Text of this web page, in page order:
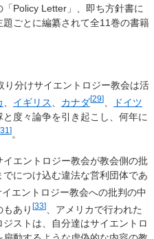
Policy Letter」、即ち方針書に
ごとに編纂されて全11巻の書籍
分けサイエントロジー教会は活
イギリス カナダ[29]
ドイツ
度々論争を引き起こし、何年に
31 ]。
エントロジー教会が教会側の批
につけ込む違法な営利団体であ
イエントロジー教会への批判の中
あり [33]
、アメリカで行われた
ストは、自分達はサイエントロ